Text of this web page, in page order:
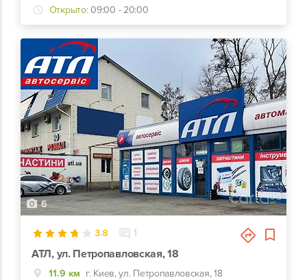
Открыто: 09:00 - 20:00
6
3.8 1
АТЛ, ул. Петропавловская, 18
11.9 км г. Киев, ул. Петропавловская, 18